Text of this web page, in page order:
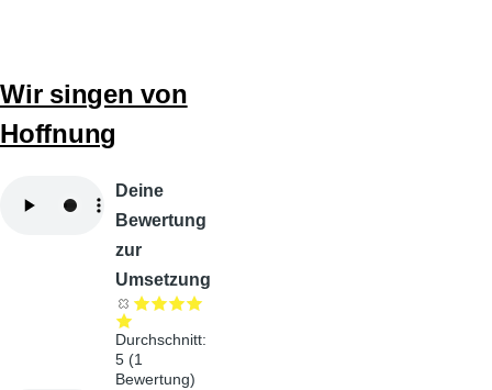
Wir singen von
Hoffnung
Deine
Bewertung
zur
Umsetzung
Durchschnitt:
5 (1
Bewertung)